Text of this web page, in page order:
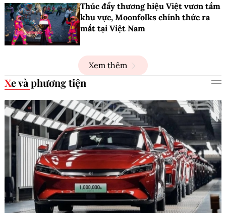
Thúc đẩy thương hiệu Việt vươn tầm
khu vực, Moonfolks chính thức ra
mắt tại Việt Nam
Xem thêm
Xe và phương tiện